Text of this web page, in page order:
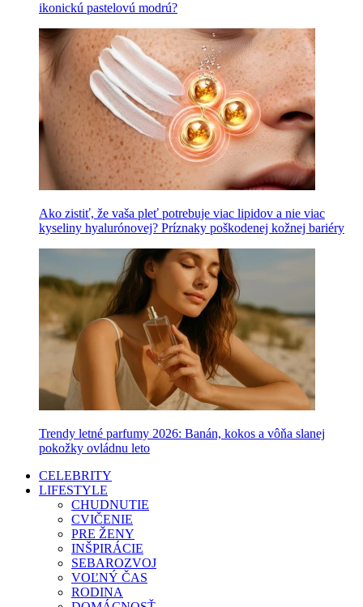
ikonickú pastelovú modrú?
Ako zistiť, že vaša pleť potrebuje viac lipidov a nie viac
kyseliny hyalurónovej? Príznaky poškodenej kožnej bariéry
Trendy letné parfumy 2026: Banán, kokos a vôňa slanej
pokožky ovládnu leto
CELEBRITY
LIFESTYLE
CHUDNUTIE
CVIČENIE
PRE ŽENY
INŠPIRÁCIE
SEBAROZVOJ
VOĽNÝ ČAS
RODINA